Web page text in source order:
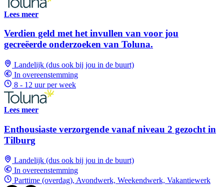
Lees meer
Verdien geld met het invullen van voor jou
gecreëerde onderzoeken van Toluna.
Landelijk (dus ook bij jou in de buurt)
In overeenstemming
8 - 12 uur per week
Lees meer
Enthousiaste verzorgende vanaf niveau 2 gezocht in
Tilburg
Landelijk (dus ook bij jou in de buurt)
In overeenstemming
Parttime (overdag), Avondwerk, Weekendwerk, Vakantiewerk